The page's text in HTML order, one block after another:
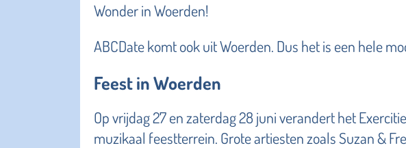
Wonder in Woerden!
ABCDate komt ook uit Woerden. Dus het is een hele
Feest in Woerden
Op vrijdag 27 en zaterdag 28 juni verandert het
muzikaal feestterrein. Grote artiesten zoals Suzan &